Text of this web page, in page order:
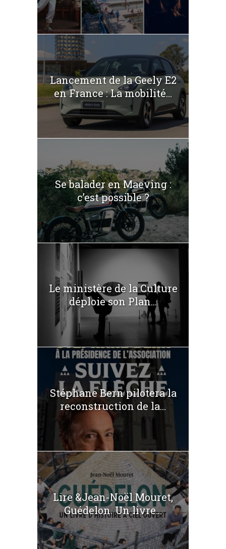
Lancement de la Geely E2
en France : La mobilité...
Se balader en Maeving :
c’est possible ?
Le ministère de la Culture
déploie son Plan...
Stéphane Bern pilotera la
reconstruction de la...
Lire &Jean-Noël Mouret,
Guédelon. Un livre...